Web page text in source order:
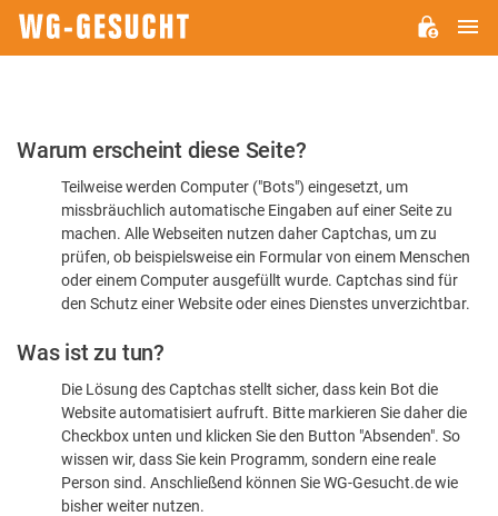
Bitte
dass
sind
Warum erscheint diese Seite?
Teilweise werden Computer ("Bots") eingesetzt, um
missbräuchlich automatische Eingaben auf einer Seite zu
machen. Alle Webseiten nutzen daher Captchas, um zu
prüfen, ob beispielsweise ein Formular von einem Menschen
oder einem Computer ausgefüllt wurde. Captchas sind für
den Schutz einer Website oder eines Dienstes unverzichtbar.
Was ist zu tun?
Die Lösung des Captchas stellt sicher, dass kein Bot die
Website automatisiert aufruft. Bitte markieren Sie daher die
Checkbox unten und klicken Sie den Button "Absenden". So
wissen wir, dass Sie kein Programm, sondern eine reale
Person sind. Anschließend können Sie WG-Gesucht.de wie
bisher weiter nutzen.